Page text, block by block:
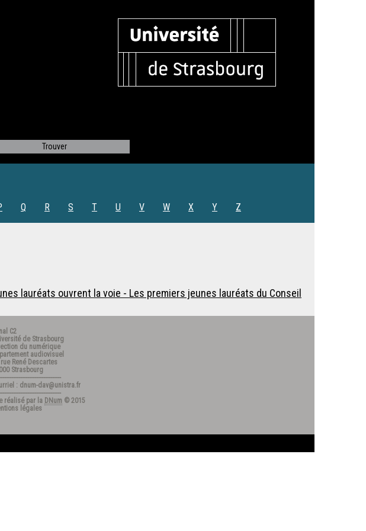
Q R S T U V W X Y Z
lauréats ouvrent la voie - Les premiers jeunes lauréats du Conseil
C2
de Strasbourg
du numérique
audiovisuel
René Descartes
Strasbourg
: dnum-dav@unistra.fr
réalisé par la DNum © 2015
légales